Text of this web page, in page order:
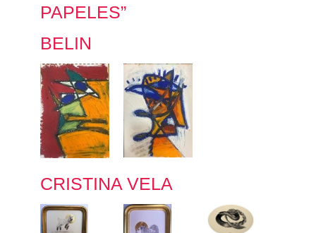
PAPELES”
BELIN
CRISTINA VELA